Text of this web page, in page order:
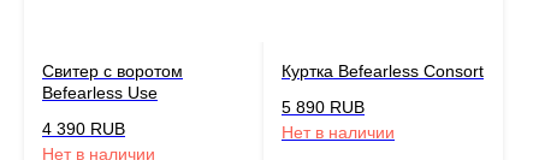
Свитер с воротом
Befearless Use
4 390 RUB
Нет в наличии
Куртка Befearless Consort
5 890 RUB
Нет в наличии